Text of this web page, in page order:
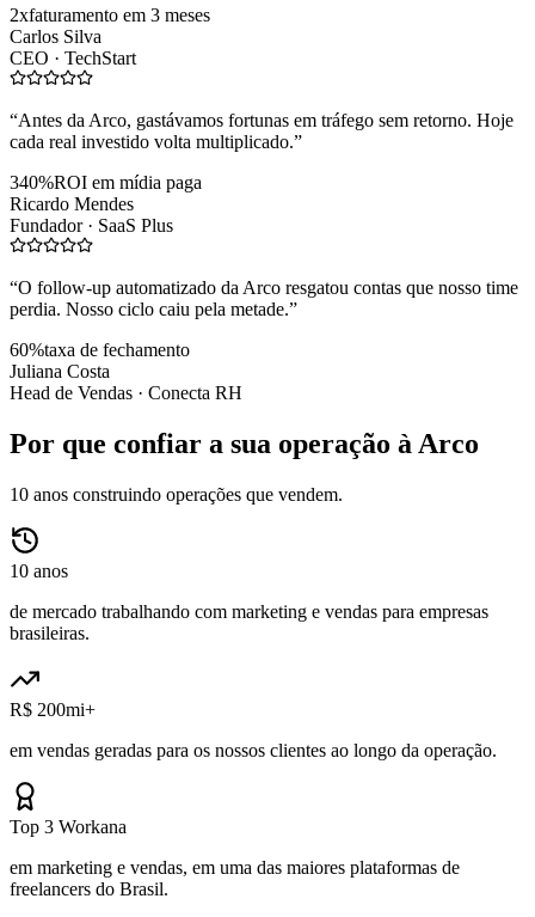
2xfaturamento em 3 meses
Carlos Silva
CEO · TechStart
“Antes da Arco, gastávamos fortunas em tráfego sem retorno. Hoje
cada real investido volta multiplicado.”
340%ROI em mídia paga
Ricardo Mendes
Fundador · SaaS Plus
“O follow-up automatizado da Arco resgatou contas que nosso time
perdia. Nosso ciclo caiu pela metade.”
60%taxa de fechamento
Juliana Costa
Head de Vendas · Conecta RH
Por que confiar a sua operação à Arco
10 anos construindo operações que vendem.
10 anos
de mercado trabalhando com marketing e vendas para empresas
brasileiras.
R$ 200mi+
em vendas geradas para os nossos clientes ao longo da operação.
Top 3 Workana
em marketing e vendas, em uma das maiores plataformas de
freelancers do Brasil.